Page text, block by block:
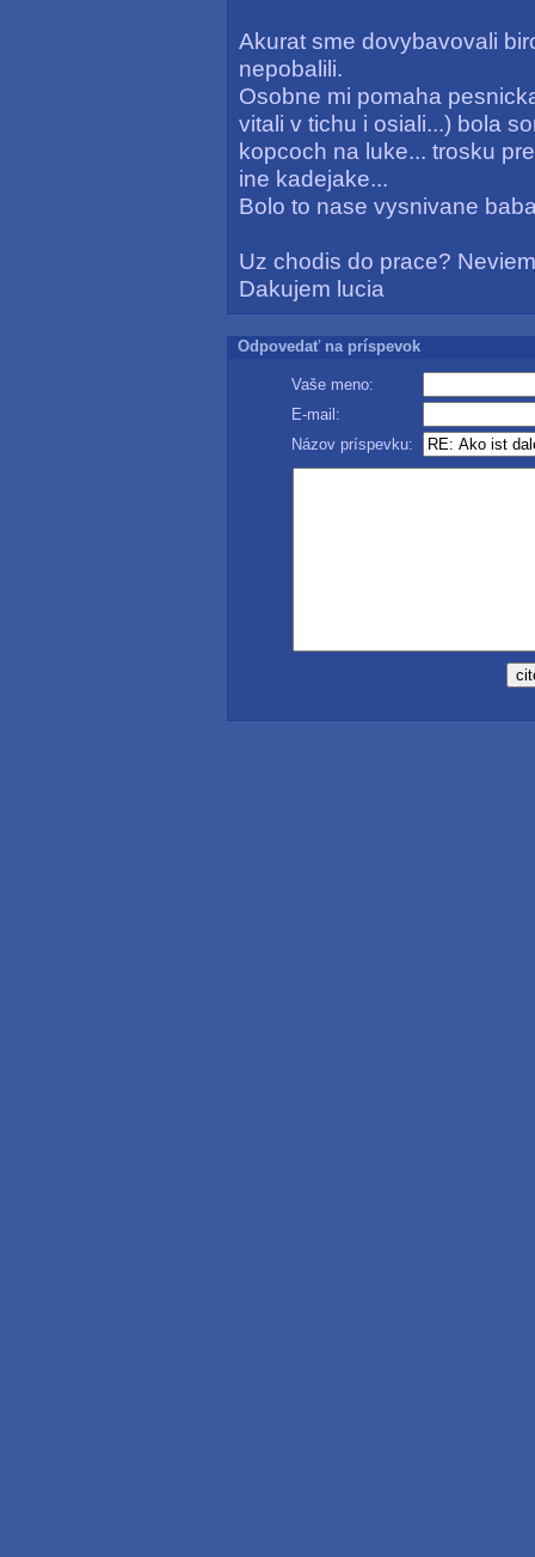
Akurat sme dovybavovali
nepobalili.
Osobne mi pomaha
vitali v tichu i osiali...) bola
kopcoch na luke... trosku
ine kadejake...
Bolo to nase vysnivane
Uz chodis do prace?
Dakujem lucia
Odpovedať na príspevok
Vaše meno:
E-mail:
Názov príspevku: